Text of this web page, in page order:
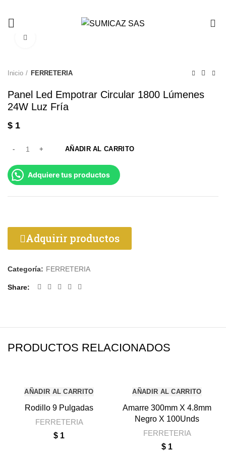
Inicio FERRETERIA
Panel Led Empotrar Circular 1800 Lúmenes
24W Luz Fría
$ 1
AÑADIR AL CARRITO
Adquiere tus productos
Adquirir productos
Categoría: FERRETERIA
Share
PRODUCTOS RELACIONADOS
AÑADIR AL CARRITO
Rodillo 9 Pulgadas
FERRETERIA
$ 1
AÑADIR AL CARRITO
Amarre 300mm X 4.8mm
Negro X 100Unds
FERRETERIA
$ 1